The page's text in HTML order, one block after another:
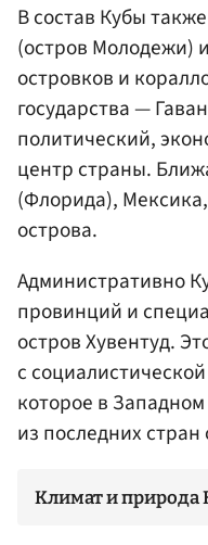
В состав Кубы
(остров Молодежи)
островков и
государства —
политический,
центр страны.
(Флорида),
острова.
Административно
провинций и
остров Хувентуд.
с
которое в
из последних
Климат и природа